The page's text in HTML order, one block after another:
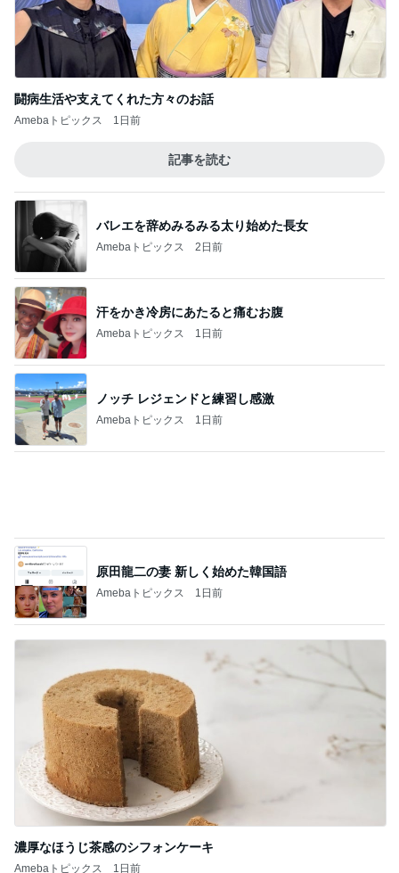
バレエを辞めみるみる太り始めた長女
Amebaトピックス 2日前
Amebaトピックス 1日前
ノッチ レジェンドと練習し感激
Amebaトピックス 1日前
原田龍二の妻 新しく始めた韓国語
Amebaトピックス 1日前
濃厚なほうじ茶感のシフォンケーキ
Amebaトピックス 1日前
記事を読む
立て替えた義父の入院代の精算
Amebaトピックス 12時間前